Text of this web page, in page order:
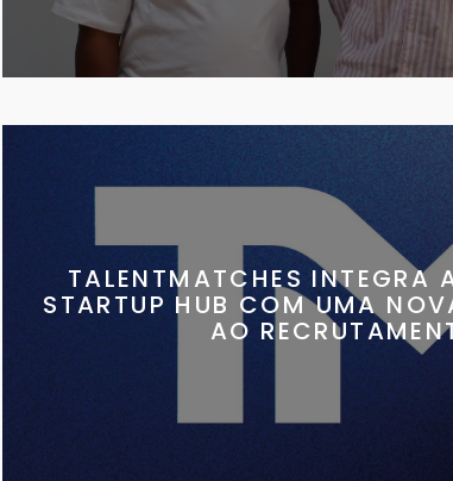
TALENTMATCHES INTEGRA
STARTUP HUB COM UMA
AO